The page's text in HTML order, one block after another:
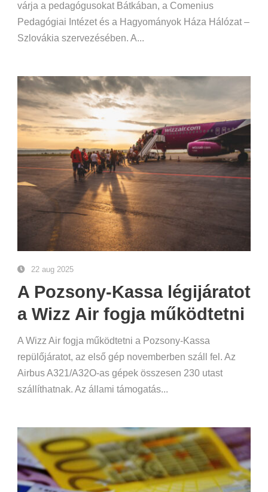
várja a pedagógusokat Bátkában, a Comenius
Pedagógiai Intézet és a Hagyományok Háza Hálózat –
Szlovákia szervezésében. A...
22 aug 2025
A Pozsony-Kassa légijáratot
a Wizz Air fogja működtetni
A Wizz Air fogja működtetni a Pozsony-Kassa
repülőjáratot, az első gép novemberben száll fel. Az
Airbus A321/A32O-as gépek összesen 230 utast
szállíthatnak. Az állami támogatás...